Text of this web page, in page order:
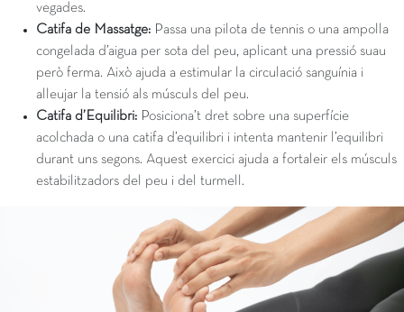
vegades.
Catifa de Massatge: Passa una pilota de tennis o una ampolla
congelada d’aigua per sota del peu, aplicant una pressió suau
però ferma. Això ajuda a estimular la circulació sanguínia i
alleujar la tensió als músculs del peu.
Catifa d’Equilibri: Posiciona’t dret sobre una superfície
acolchada o una catifa d’equilibri i intenta mantenir l’equilibri
durant uns segons. Aquest exercici ajuda a fortaleir els músculs
estabilitzadors del peu i del turmell.